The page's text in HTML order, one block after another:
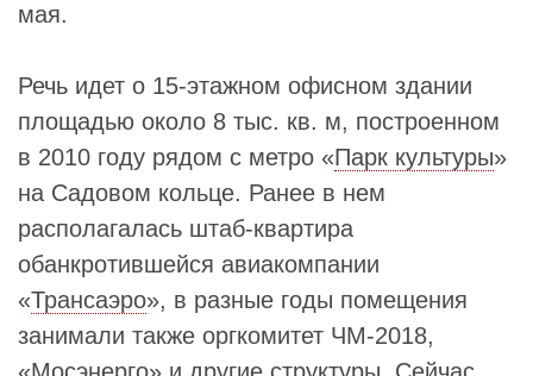
мая.
Речь идет о 15‑этажном офисном здании
площадью около 8 тыс. кв. м, построенном
в 2010 году рядом с метро «Парк культуры»
на Садовом кольце. Ранее в нем
располагалась штаб‑квартира
обанкротившейся авиакомпании
«Трансаэро», в разные годы помещения
занимали также оргкомитет ЧМ‑2018,